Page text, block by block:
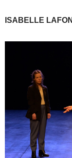
ISABELLE